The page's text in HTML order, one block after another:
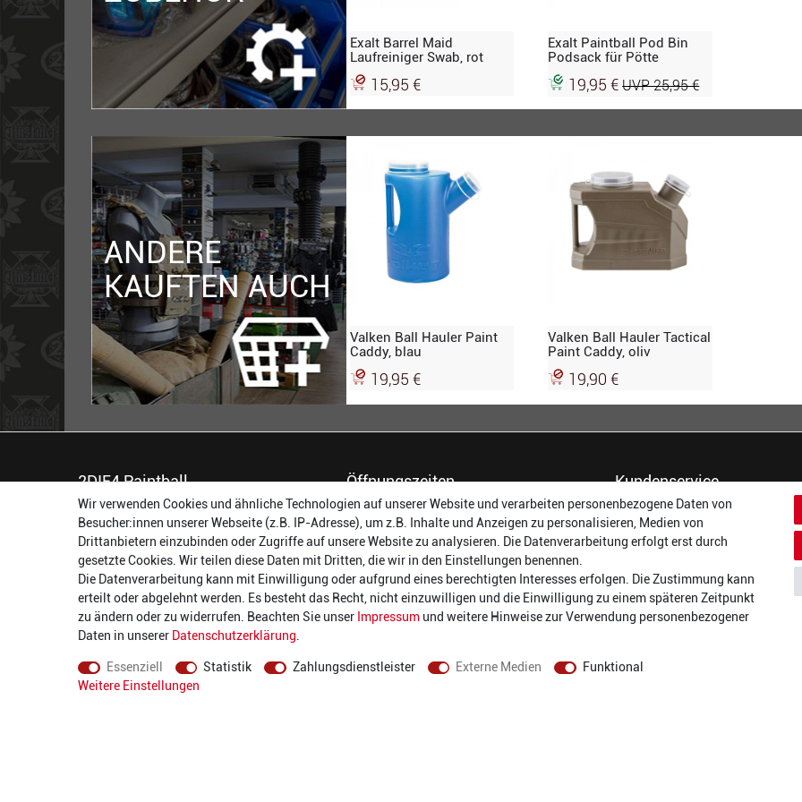
Exalt Barrel Maid
Laufreiniger Swab, rot
15,95 €
Exalt Paintball Pod Bin
Podsack für Pötte
19,95 €UVP 25,95 €
ANDERE
KAUFTEN AUCH
Valken Ball Hauler Paint
Caddy, blau
19,95 €
Valken Ball Hauler Tactical
Paint Caddy, oliv
19,90 €
2DIE4 Paintball
56457 Westerburg
Reinhold-Ferger-Straße 26
order@2die4-sports.com
0 26 63/ 9 68 69 37
Öffnungszeiten
Montag:
14:00 - 17:00 Uhr
Dienstag:
14:00 - 17:00 Uhr
Mittwoch:
14:00 - 17:00 Uhr
Donnerstag:
14:00 - 17:00 Uhr
Freitag:
14:00 - 19:00 Uhr
Samstag:
10:00 - 17:00 Uhr
Kundenservice
Dein Konto
Häufigste Fragen (FAQ)
Größentabellen
Kundenmeinungen
Batterieverordnung
Versand und Zahlarten
Wir verwenden Cookies und ähnliche Technologien auf unserer Website und verarbeiten personenbezogene Daten von
Besucher:innen unserer Webseite (z.B. IP-Adresse), um z.B. Inhalte und Anzeigen zu personalisieren, Medien von
Drittanbietern einzubinden oder Zugriffe auf unsere Website zu analysieren. Die Datenverarbeitung erfolgt erst durch
gesetzte Cookies. Wir teilen diese Daten mit Dritten, die wir in den Einstellungen benennen.
Die Datenverarbeitung kann mit Einwilligung oder aufgrund eines berechtigten Interesses erfolgen. Die Zustimmung kann
erteilt oder abgelehnt werden. Es besteht das Recht, nicht einzuwilligen und die Einwilligung zu einem späteren Zeitpunkt
zu ändern oder zu widerrufen. Beachten Sie unser Impressum und weitere Hinweise zur Verwendung personenbezogener
Daten in unserer Daten­schutz­erklärung
Essenziell Statistik Zahlungsdienstleister Externe Medien
Funktional
Weitere Einstellungen